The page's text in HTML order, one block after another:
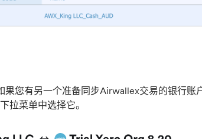
果您有另一个准备同步Airwallex交易的银行
拉菜单中选择它。